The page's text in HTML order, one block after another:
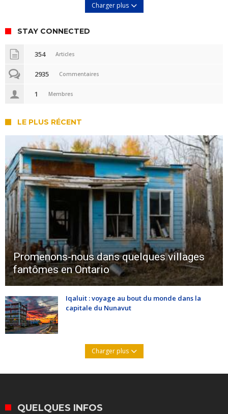
Charger plus
STAY CONNECTED
354 Articles
2935 Commentaires
1 Membres
LE PLUS RÉCENT
Promenons-nous dans quelques villages
fantômes en Ontario
Iqaluit : voyage au bout du monde dans la
capitale du Nunavut
Charger plus
QUELQUES INFOS